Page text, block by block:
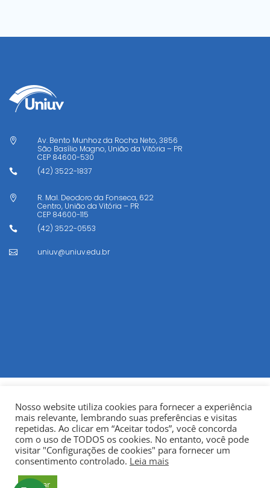

Av. Bento Munhoz da Rocha Neto, 3856
São Basílio Magno, União da Vitória – PR
CEP 84600-530
 (42) 3522-1837

R. Mal. Deodoro da Fonseca, 622
Centro, União da Vitória – PR
CEP 84600-115
 (42) 3522-0553
 uniuv@uniuv.edu.br
© Copyright 2022Fundação Municipal Centro Universitário
da Cidade de União da Vitória – UNIUV
Nosso website utiliza cookies para fornecer a experiência
mais relevante, lembrando suas preferências e visitas
repetidas. Ao clicar em “Aceitar todos”, você concorda
com o uso de TODOS os cookies. No entanto, você pode
visitar "Configurações de cookies" para fornecer um
consentimento controlado. Leia mais
Aceitar